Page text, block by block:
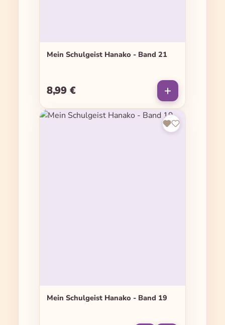
Mein Schulgeist Hanako - Band 21
Regulärer Preis:
8,99 €
Mein Schulgeist Hanako - Band 19